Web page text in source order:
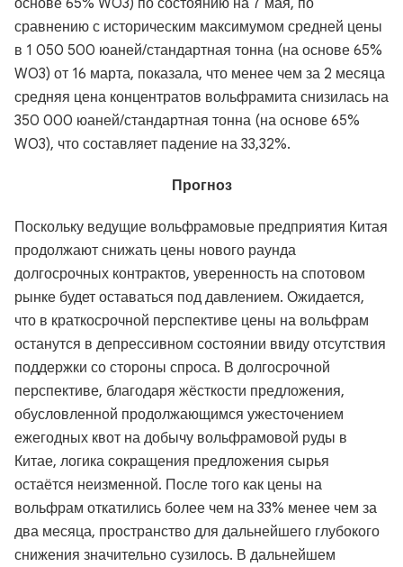
основе 65% WO3) по состоянию на 7 мая, по
сравнению с историческим максимумом средней цены
в 1 050 500 юаней/стандартная тонна (на основе 65%
WO3) от 16 марта, показала, что менее чем за 2 месяца
средняя цена концентратов вольфрамита снизилась на
350 000 юаней/стандартная тонна (на основе 65%
WO3), что составляет падение на 33,32%.
Прогноз
Поскольку ведущие вольфрамовые предприятия Китая
продолжают снижать цены нового раунда
долгосрочных контрактов, уверенность на спотовом
рынке будет оставаться под давлением. Ожидается,
что в краткосрочной перспективе цены на вольфрам
останутся в депрессивном состоянии ввиду отсутствия
поддержки со стороны спроса. В долгосрочной
перспективе, благодаря жёсткости предложения,
обусловленной продолжающимся ужесточением
ежегодных квот на добычу вольфрамовой руды в
Китае, логика сокращения предложения сырья
остаётся неизменной. После того как цены на
вольфрам откатились более чем на 33% менее чем за
два месяца, пространство для дальнейшего глубокого
снижения значительно сузилось. В дальнейшем